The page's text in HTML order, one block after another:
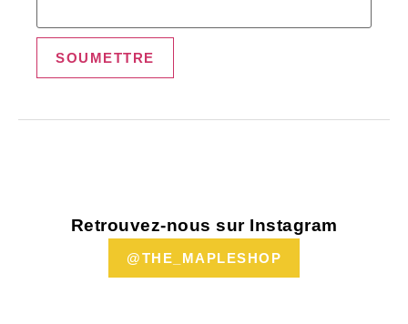
Retrouvez-nous sur Instagram
@THE_MAPLESHOP